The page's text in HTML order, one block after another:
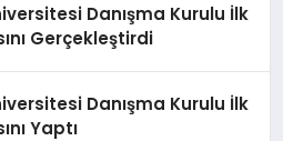
Danışma Kurulu İlk
Gerçekleştirdi
Danışma Kurulu İlk
Yaptı